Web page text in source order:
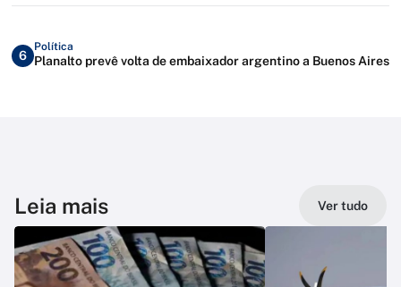
6
Política
Planalto prevê volta de embaixador argentino a Buenos Aires
Leia mais Ver tudo